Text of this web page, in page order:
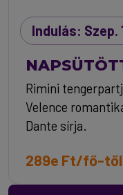
Indulás: Szep.
Rimini
Velence
Dante sírja.
289e Ft/fő-től